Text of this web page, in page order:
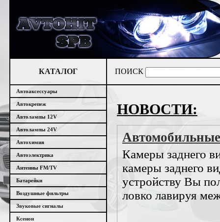
КАТАЛОГ
Автоаксессуары
Автокрепеж
Автолампы 12V
Автолампы 24V
Автохимия
Автоэлектрика
Антенны FM/TV
Батарейки
Воздушные фильтры
Звуковые сигналы
Ксенон
ПОИСК
НОВОСТИ:
Камеры заднего
камеры заднего
устройству Вы
ловко лавируя